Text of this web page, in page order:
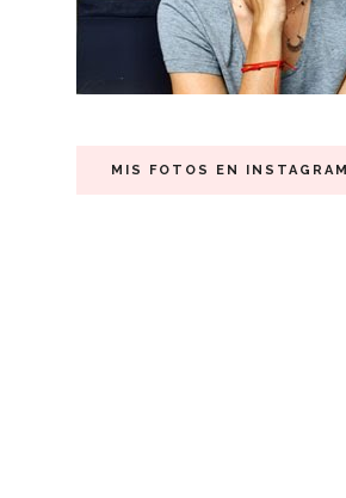
MIS FOTOS EN INSTAGRAM